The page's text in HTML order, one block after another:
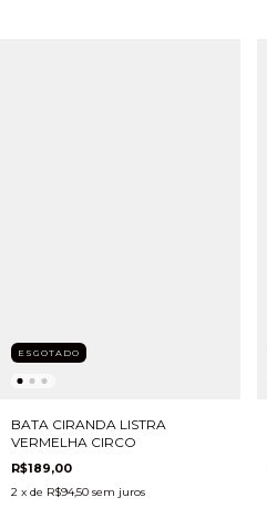
ESGOTADO
BATA CIRANDA LISTRA
VERMELHA CIRCO
R$189,00
2 x de R$94,50 sem juros